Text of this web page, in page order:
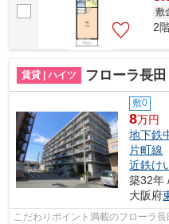
敷
2
賃貸 | ハイツ フローラ長田
敷0
8万円
地下鉄
片町線
近鉄け
築32年
大阪府
こだわりポイント満載のフローラ